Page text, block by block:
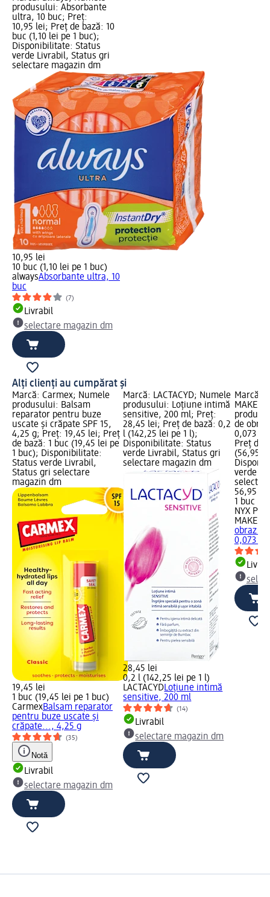
produsului: Absorbante
ultra, 10 buc; Preț:
10,95 lei; Preț de bază: 10
buc (1,10 lei pe 1 buc);
Disponibilitate: Status
verde Livrabil, Status gri
selectare magazin dm
10,95 lei
10 buc (1,10 lei pe 1 buc)
alwaysAbsorbante ultra, 10
buc
(7)
Livrabil
selectare magazin dm
Alți clienți au cumpărat și
Marcă: Carmex; Numele
produsului: Balsam
reparator pentru buze
uscate și crăpate SPF 15,
4,25 g; Preț: 19,45 lei; Preț
de bază: 1 buc (19,45 lei pe
1 buc); Disponibilitate:
Status verde Livrabil,
Status gri selectare
magazin dm
19,45 lei
1 buc (19,45 lei pe 1 buc)
CarmexBalsam reparator
pentru buze uscate și
crăpate..., 4,25 g
(35)
Notă
Livrabil
selectare magazin dm
Marcă: LACTACYD; Numele
produsului: Loțiune intimă
sensitive, 200 ml; Preț:
28,45 lei; Preț de bază: 0,2
l (142,25 lei pe 1 l);
Disponibilitate: Status
verde Livrabil, Status gri
selectare magazin dm
28,45 lei
0,2 l (142,25 lei pe 1 l)
LACTACYDLoțiune intimă
sensitive, 200 ml
(14)
Livrabil
selectare magazin dm
Marcă:
de
0,073
Preț de
(56,95
verde
56,95 lei
1 buc
NYX
MAKEUP
obraz
0,073 Kg